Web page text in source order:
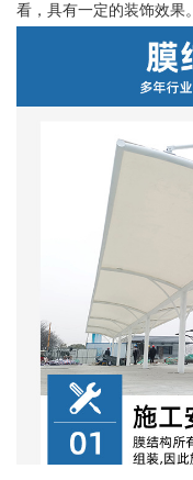
看，具有一定的装饰效果。